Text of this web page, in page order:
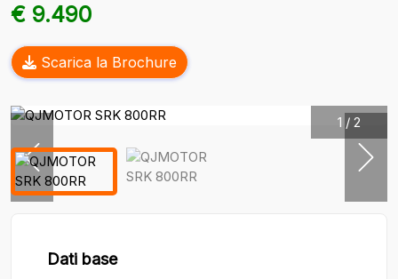
€ 9.490
Scarica la Brochure
1 / 2
Dati base